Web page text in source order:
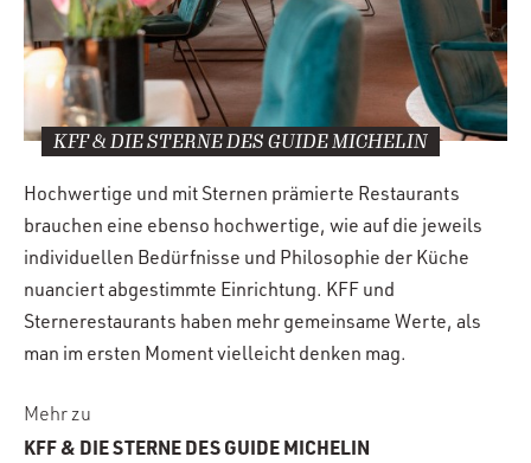
KFF & DIE STERNE DES GUIDE MICHELIN
Hochwertige und mit Sternen prämierte Restaurants
brauchen eine ebenso hochwertige, wie auf die jeweils
individuellen Bedürfnisse und Philosophie der Küche
nuanciert abgestimmte Einrichtung. KFF und
Sternerestaurants haben mehr gemeinsame Werte, als
man im ersten Moment vielleicht denken mag.
Mehr zu
KFF & DIE STERNE DES GUIDE MICHELIN